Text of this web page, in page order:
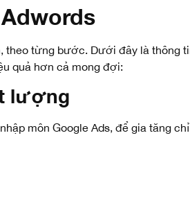
từng bước. Dưới đây là thông
quả hơn cả mong đợi:
lượng
môn Google Ads, để gia tăng